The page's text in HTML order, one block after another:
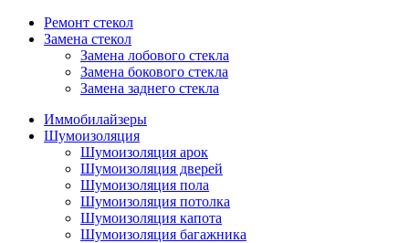
Ремонт стекол
Замена стекол
Замена лобового стекла
Замена бокового стекла
Замена заднего стекла
Иммобилайзеры
Шумоизоляция
Шумоизоляция арок
Шумоизоляция дверей
Шумоизоляция пола
Шумоизоляция потолка
Шумоизоляция капота
Шумоизоляция багажника